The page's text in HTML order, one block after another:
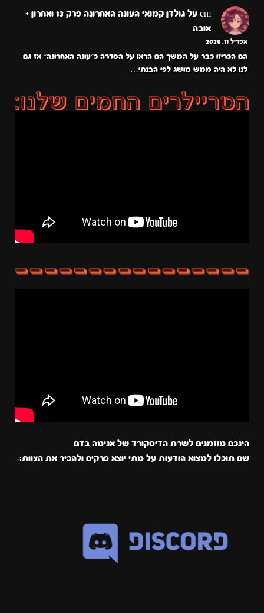
em על
גולדן קמואי העונה האחרונה פרק 13 ואחרון +
אובה
אפריל 11, 2026
הם הכריזו כבר על המשך הם הראו על הסדרה כ״עונה האחרונה״ אז גם
לנו לא היה ממש מושג לפי הבנתי…
הינכם מוזמנים לשרת הדיסקורד של אנימה בדם
שם תוכלו למצוא הודעות על מתי יוצא פרקים ולהכיר את הצוות: